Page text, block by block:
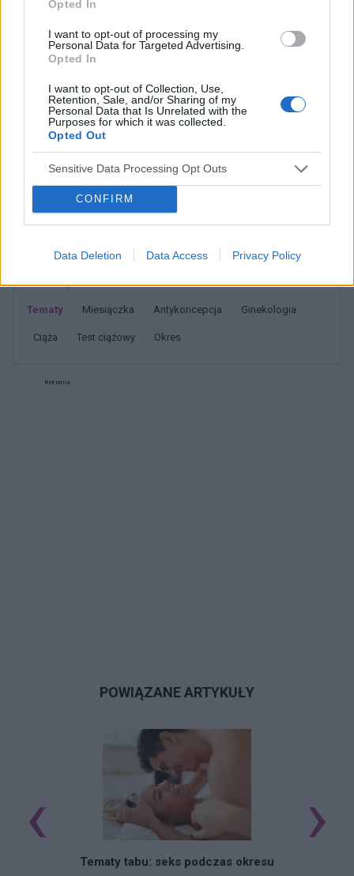
Opted In
I want to opt-out of processing my
Personal Data for Targeted Advertising.
Opted In
I want to opt-out of Collection, Use,
Retention, Sale, and/or Sharing of my
Personal Data that Is Unrelated with the
Purposes for which it was collected.
Opted Out
Sensitive Data Processing Opt Outs
CONFIRM
Data Deletion Data Access Privacy Policy
10 dni ,ciąża wykluczona beta HCG
usłyszałam tylko że on nic tu nie widzi i że
endometrium bardzo cieniutkie .moje pytanie
to coś poważniejszego ?
gość
Qlaira
Co robić ? Zapomniałam tabletki qlaira w 6 dniu.
Stosunek był dwa dni wcześniej. Przyjęłam
jednocześnie dwie tabletki z 6 i 7 dnia. Czy
mogłam zajść w ciążę???
Forum:Ginekologia - specjalista radzi, dla
pacjentki
Tematy miesiączka antykoncepcja ginekologia
ciąża test ciążowy okres
Reklama:
POWIĄZANE ARTYKUŁY
Tematy tabu: seks podczas okresu
‹ ›